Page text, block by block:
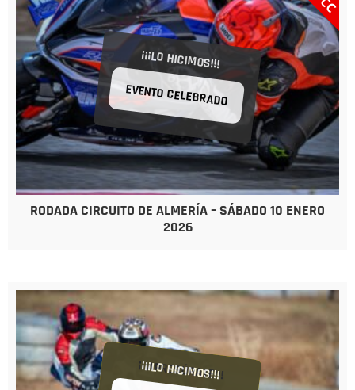
¡¡¡LO HICIMOS!!!
EVENTO CELEBRADO
RODADA CIRCUITO DE ALMERÍA – SÁBADO 10 ENERO
2026
¡¡¡APRESÚRATE!!!
¡¡¡LO HICIMOS!!!